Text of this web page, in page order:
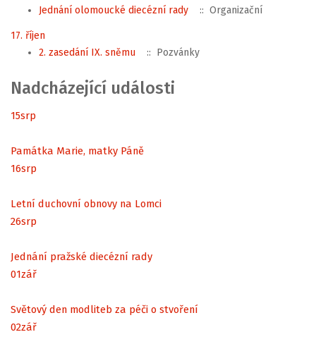
Jednání olomoucké diecézní rady
:: Organizační
17. říjen
2. zasedání IX. sněmu
:: Pozvánky
Nadcházející události
15srp
Památka Marie, matky Páně
16srp
Letní duchovní obnovy na Lomci
26srp
Jednání pražské diecézní rady
01zář
Světový den modliteb za péči o stvoření
02zář